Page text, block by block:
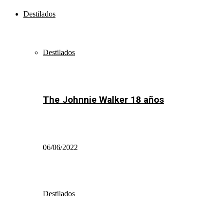
Destilados
Destilados
The Johnnie Walker 18 años
06/06/2022
Destilados